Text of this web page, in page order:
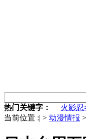
热门关键字： 火影忍
当前位置 :| > 动漫情报 >